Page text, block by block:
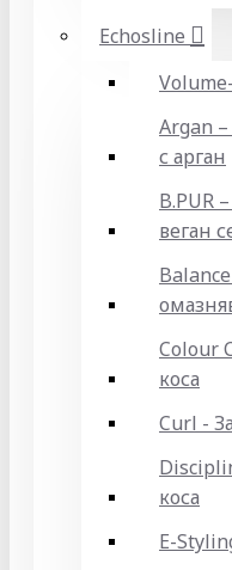
Echosline
Argan
с арган
B.PUR
веган
Colour
коса
Curl -
коса
E-